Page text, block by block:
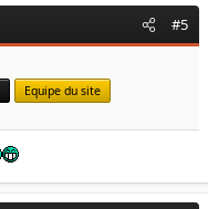
#5
Equipe du site